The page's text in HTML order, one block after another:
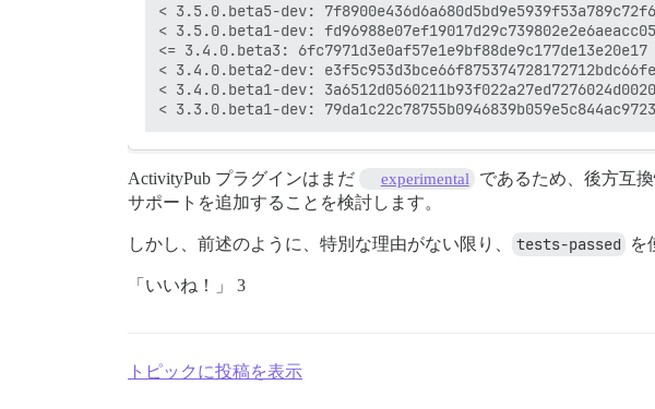
< 3.5.0.beta5-dev:
< 3.5.0.beta1-dev:
<= 3.4.0.beta3: 6fc7971d3e0af57e1e9bf88de9c177de13e20e17
< 3.4.0.beta2-dev:
< 3.4.0.beta1-dev:
ActivityPub プラグインはまだ experimental であるため、後方互
サポートを追加することを検討します。
しかし、前述のように、特別な理由がない限り、 tests-passed を
「いいね！」 3
トピックに投稿を表示